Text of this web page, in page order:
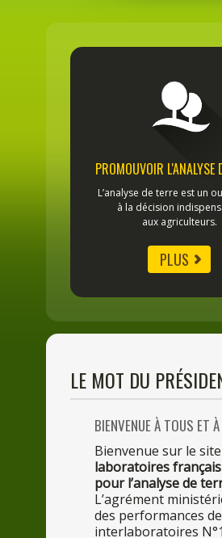
PROMOUVOIR L'ANALYSE
L’analyse de terre est un
à la décision
aux agriculteurs.
PLUS
LE MOT DU
BIENVENUEÀ TOUS ET
Bienvenue sur le site
laboratoires
pourl’analysede
L’agrément
des performances
interlaboratoires